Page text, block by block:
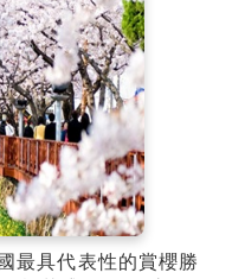
素櫻花沒開或延後開將無法
最具代表性的賞櫻勝